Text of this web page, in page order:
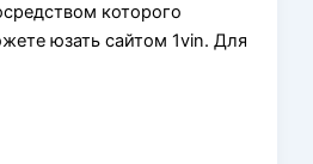
которого
юзать сайтом 1vin. Для